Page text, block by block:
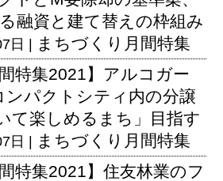
融資と建て替えの枠組み
日 | まちづくり月間特集
特集2021】アルコガー
ンパクトシティ内の分譲
て楽しめるまち」目指す
日 | まちづくり月間特集
特集2021】住友林業のフ